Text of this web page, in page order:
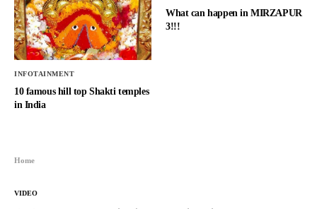
INFOTAINMENT
10 famous hill top Shakti temples
in India
What can happen in MIRZAPUR
3!!!
Home
VIDEO